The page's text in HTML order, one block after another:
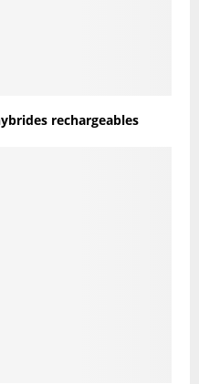
rechargeables